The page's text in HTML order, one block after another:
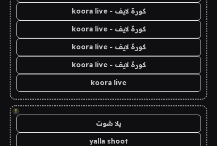
كورة لايف - koora live
كورة لايف - koora live
كورة لايف - koora live
كورة لايف - koora live
koora live
!
يلا شوت
yalla shoot